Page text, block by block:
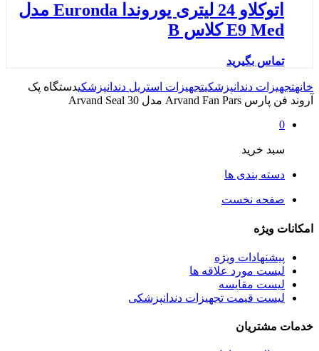
اتوکلاو 24 لیتری یوروندا Euronda مدل
E9 Med کلاس B
تماس بگیرید
خانهتجهیزات دندانپزشکیتجهیزات استریل دندانپزشکیدستگاه پک
آروند فن پارس Arvand Fan Pars مدل Arvand Seal 30
0
سبد خرید
دسته بندی ها
صفحه نخست
امکانات ویژه
پیشنهادات ویژه
لیست مورد علاقه ها
لیست مقایسه
لیست قیمت تجهیزات دندانپزشکی
خدمات مشتریان